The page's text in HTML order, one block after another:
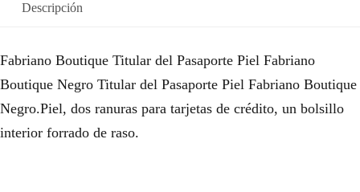
Descripción
Fabriano Boutique Titular del Pasaporte Piel Fabriano
Boutique Negro Titular del Pasaporte Piel Fabriano Boutique
Negro.Piel, dos ranuras para tarjetas de crédito, un bolsillo
interior forrado de raso.